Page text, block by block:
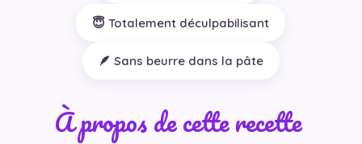
😇 Totalement déculpabilisant
🪶 Sans beurre dans la pâte
À propos de cette recette